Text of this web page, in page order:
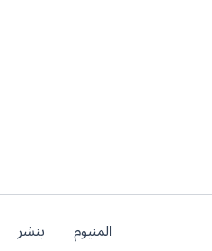
المنيوم بنشر